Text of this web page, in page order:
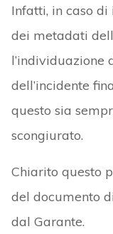
Infatti, in caso di
dei metadati
l’individuazione
dell’incidente
questo sia
scongiurato.
Chiarito questo
del documento
dal Garante.